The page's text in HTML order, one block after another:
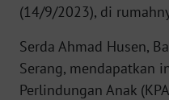
(14/9/2023), di
Serda Ahmad Husen,
Serang, mendapatkan
Perlindungan Anak
KAMI
INFO
IKLAN